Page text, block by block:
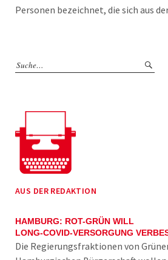
Personen bezeichnet, die sich aus
AUS DER REDAKTION
HAMBURG: ROT-GRÜN WILL
LONG-COVID-VERSORGUNG
Die Regierungsfraktionen von